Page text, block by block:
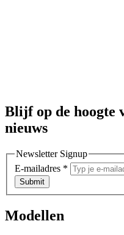
Blijf op de hoogte
nieuws
Newsletter Signup
E-mailadres *
Submit
Modellen